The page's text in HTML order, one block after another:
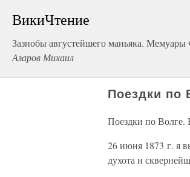
ВикиЧтение
Зазнобы августейшего маньяка.
Азаров Михаил
Поездки по
Поездки по Волге.
26 июня 1873 г. я
духота и